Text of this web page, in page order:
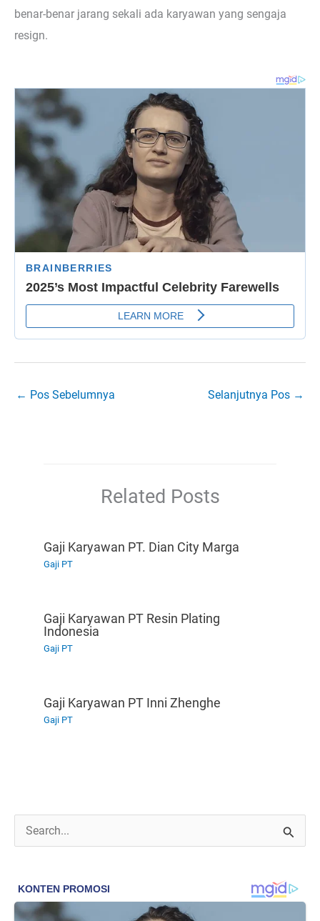
benar-benar jarang sekali ada karyawan yang sengaja
resign.
← Pos Sebelumnya Selanjutnya Pos →
Related Posts
Gaji Karyawan PT. Dian City Marga
Gaji PT
Gaji Karyawan PT Resin Plating
Indonesia
Gaji PT
Gaji Karyawan PT Inni Zhenghe
Gaji PT
a
u